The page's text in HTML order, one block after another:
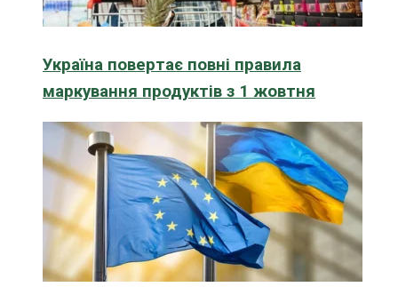
Україна повертає повні правила
маркування продуктів з 1 жовтня